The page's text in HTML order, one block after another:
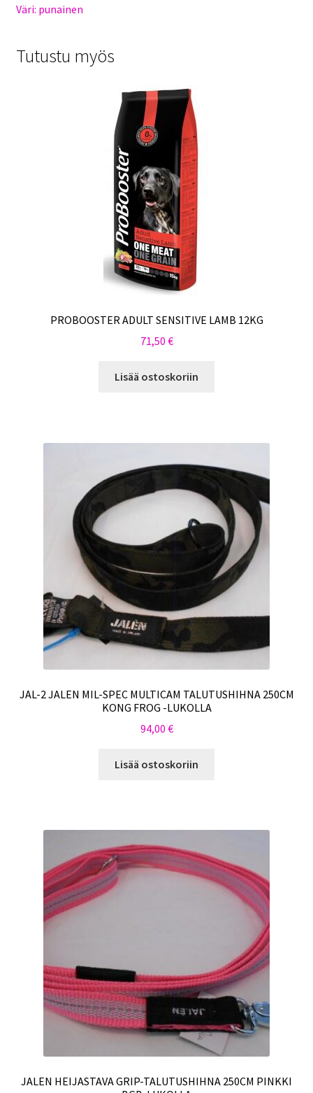
Väri: punainen
Tutustu myös
PROBOOSTER ADULT SENSITIVE LAMB 12KG
71,50 €
Lisää ostoskoriin
JAL-2 JALEN MIL-SPEC MULTICAM TALUTUSHIHNA 250CM
KONG FROG -LUKOLLA
94,00 €
Lisää ostoskoriin
JALEN HEIJASTAVA GRIP-TALUTUSHIHNA 250CM PINKKI